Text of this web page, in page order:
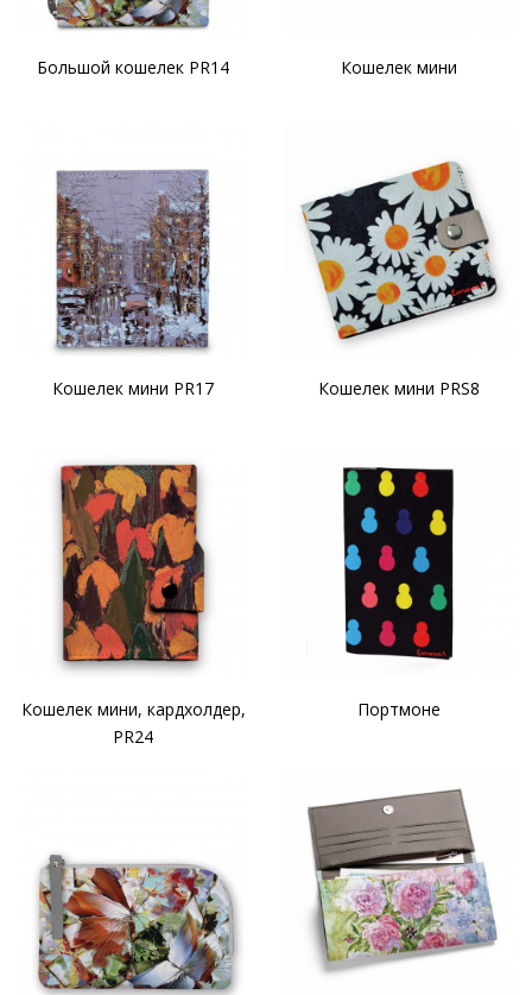
Большой кошелек PR14 Кошелек мини
Кошелек мини PR17 Кошелек мини PRS8
Кошелек мини, кардхолдер,
PR24
Портмоне